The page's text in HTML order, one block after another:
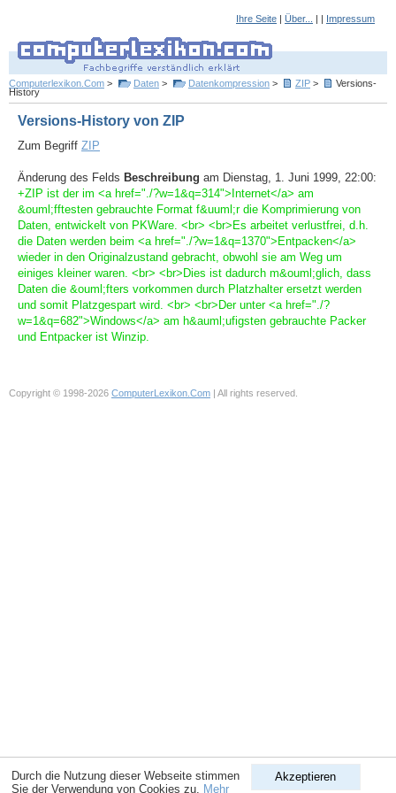
Ihre Seite | Über... | | Impressum
Computerlexikon.Com > Daten > Datenkompression > ZIP >
Versions-
History
Versions-History von ZIP
Zum Begriff ZIP
Änderung des Felds Beschreibung am Dienstag, 1. Juni 1999, 22:00:
+ZIP ist der im <a href="./?w=1&q=314">Internet</a> am
&ouml;fftesten gebrauchte Format f&uuml;r die Komprimierung von
Daten, entwickelt von PKWare. <br> <br>Es arbeitet verlustfrei, d.h.
die Daten werden beim <a href="./?w=1&q=1370">Entpacken</a>
wieder in den Originalzustand gebracht, obwohl sie am Weg um
einiges kleiner waren. <br> <br>Dies ist dadurch m&ouml;glich, dass
Daten die &ouml;fters vorkommen durch Platzhalter ersetzt werden
und somit Platzgespart wird. <br> <br>Der unter <a href="./?
w=1&q=682">Windows</a> am h&auml;ufigsten gebrauchte Packer
und Entpacker ist Winzip.
Akzeptieren
Durch die Nutzung dieser Webseite stimmen
Sie der Verwendung von Cookies zu. Mehr
Copyright © 1998-2026 ComputerLexikon.Com | All rights reserved.